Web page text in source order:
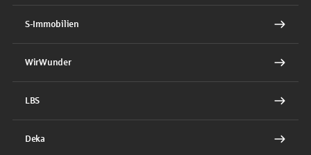
S-Immobilien
WirWunder
LBS
Deka